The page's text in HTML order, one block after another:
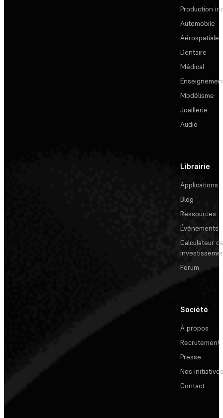
Production
Automobile
Aérospatiale
Dentaire
Médical
Modélisme
Joaillerie
Audio
Librairie
Applications
Blog
Ressources
Événements
Calculateur
Forum
Société
À propos
Recrutement
Presse
Nos initiatives
Contact